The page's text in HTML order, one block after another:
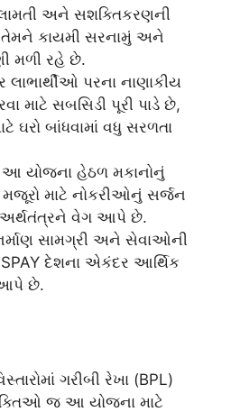
અને સશક્તિકરણની
કાયમી સરનામું અને
મળી રહે છે.
લાભાર્થીઓ પરના નાણાકીય
માટે સબસિડી પૂરી પાડે છે,
ઘરો બાંધવામાં વધુ સરળતા
યોજના હેઠળ મકાનોનું
મજૂરો માટે નોકરીઓનું સર્જન
અર્થતંત્રને વેગ આપે છે.
સામગ્રી અને સેવાઓની
SPAY દેશના એકંદર આર્થિક
આપે છે.
ગરીબી રેખા (BPL)
જ આ યોજના માટે